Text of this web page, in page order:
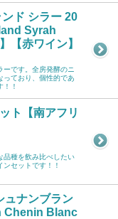
ド シラー 20
Syrah
【赤ワイン】
ーです。全房発酵のニ
っており、個性的であ
！！
ト【南アフリ
品種を飲み比べしたい
セットです！！
ュナンブラン
Chenin Blanc